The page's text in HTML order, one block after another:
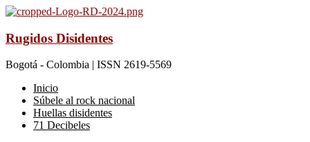
Rugidos Disidentes
Bogotá - Colombia | ISSN 2619-5569
Inicio
Súbele al rock nacional
Huellas disidentes
71 Decibeles